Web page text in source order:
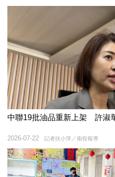
中聯19批油品重新上架 許淑
記者扶小萍／南投報導
2026-07-22